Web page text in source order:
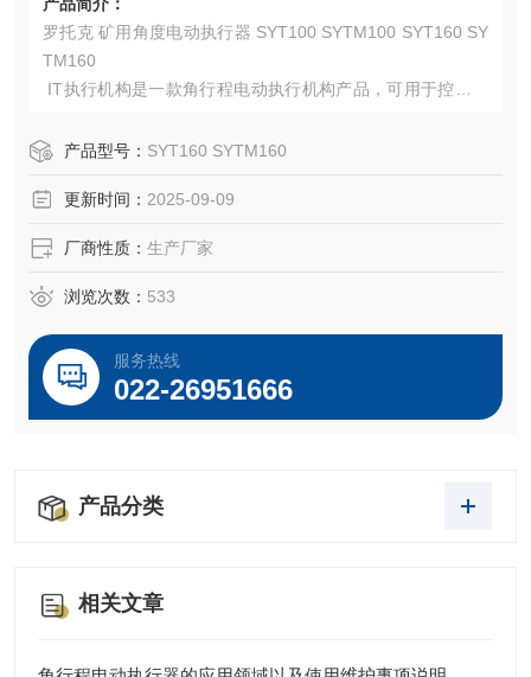
罗托克 矿用角度电动执行器 SYT100 SYTM100 SYT160 SY
TM160
IT执行机构是一款角行程电动执行机构产品，可用于控制和
用，调节型产品适用于启动次数达1200次／小时的应用，此
矩输出范围50Nm（37 ibf ft）-2000Nm（1476 lbf ft）。
产品型号： SYT160 SYTM160
更新时间： 2025-09-09
厂商性质： 生产厂家
浏览次数： 533
服务热线
022-26951666
产品分类
相关文章